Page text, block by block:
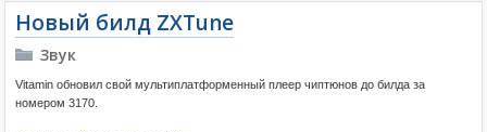
Новый билд ZXTune
Звук
Vitamin обновил свой мультиплатформенный плеер чиптюнов до билда за
номером 3170.